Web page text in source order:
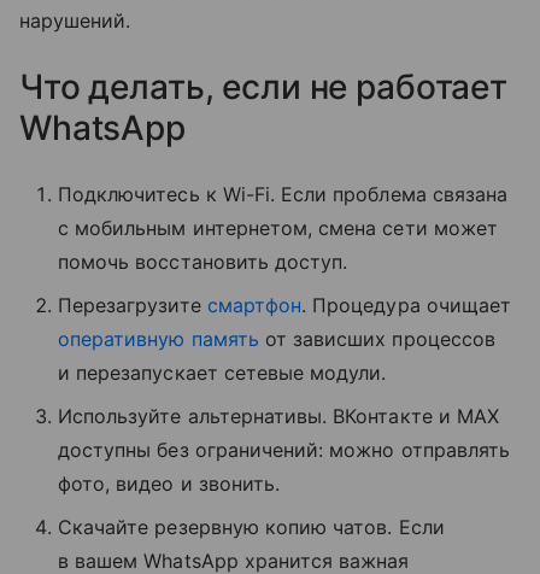
нарушений.
Что делать, если не работает
WhatsApp
Подключитесь к Wi-Fi. Если проблема связана
с мобильным интернетом, смена сети может
помочь восстановить доступ.
Перезагрузите смартфон. Процедура очищает
оперативную память от зависших процессов
и перезапускает сетевые модули.
Используйте альтернативы. ВКонтакте и MAX
доступны без ограничений: можно отправлять
фото, видео и звонить.
Скачайте резервную копию чатов. Если
в вашем WhatsApp хранится важная